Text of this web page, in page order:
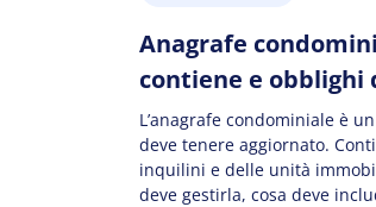
Anagrafe
contiene e obblighi
L’anagrafe condominiale è
deve tenere aggiornato.
inquilini e delle unità
deve gestirla, cosa deve